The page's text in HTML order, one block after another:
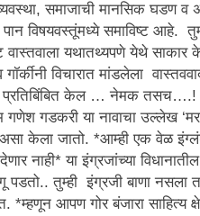
समाजाची मानसिक घडण व
पान विषयवस्तूंमध्ये समाविष्ट आहे.
वास्तवाला यथातथ्यपणे येथे
विचारात मांडलेला
प्रतिबिंबित केल … नेमक तसच….!
गणेश गडकरी या नावाचा उल्लेख
केला जातो. *आम्ही एक वेळ
नाही* या इंग्रजांच्या
पडतो.. तुम्ही इंग्रजी बाणा नसला
*म्हणून आपण गोर बंजारा साहित्य